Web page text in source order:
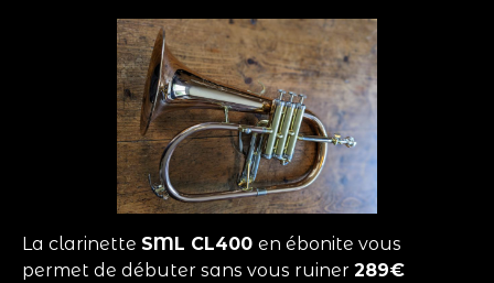
La clarinette SML CL400 en ébonite vous
permet de débuter sans vous ruiner 289€